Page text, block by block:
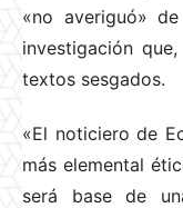
«no averiguó»
investigación
textos sesgados.
«El noticiero de
más elemental
será base de